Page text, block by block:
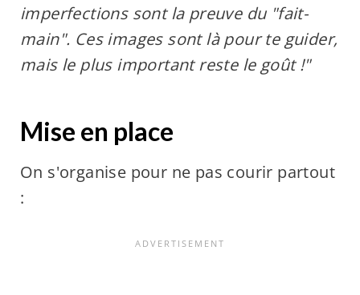
imperfections sont la preuve du "fait-
main". Ces images sont là pour te guider,
mais le plus important reste le goût !"
Mise en place
On s'organise pour ne pas courir partout
: